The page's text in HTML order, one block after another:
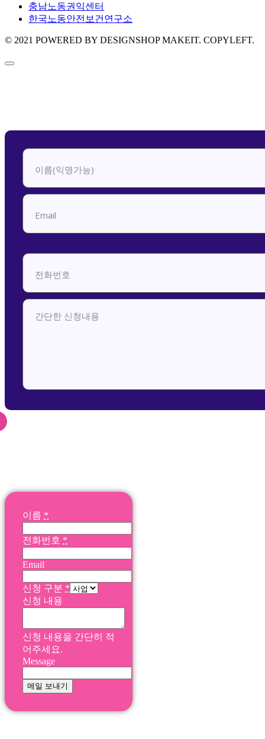
충남노동권익센터
한국노동안전보건연구소
© 2021 POWERED BY DESIGNSHOP MAKEIT. COPYLEFT.
이름 *
전화번호 *
Email
신청 구분 *
신청 내용
신청 내용을 간단히 적
어주세요.
Message
메일 보내기